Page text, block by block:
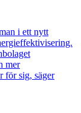
i ett nytt
mer
för sig, säger